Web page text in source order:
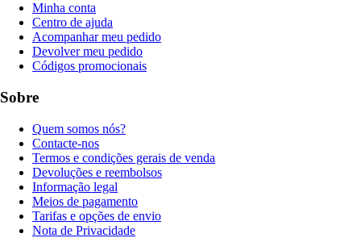
Minha conta
Centro de ajuda
Acompanhar meu pedido
Devolver meu pedido
Códigos promocionais
Sobre
Quem somos nós?
Contacte-nos
Termos e condições gerais de venda
Devoluções e reembolsos
Informação legal
Meios de pagamento
Tarifas e opções de envio
Nota de Privacidade